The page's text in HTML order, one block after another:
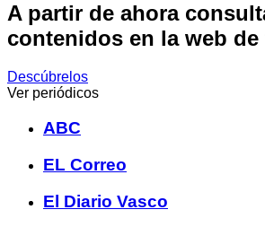
A partir de ahora
contenidos en la web
Descúbrelos
Ver periódicos
ABC
EL Correo
El Diario Vasco